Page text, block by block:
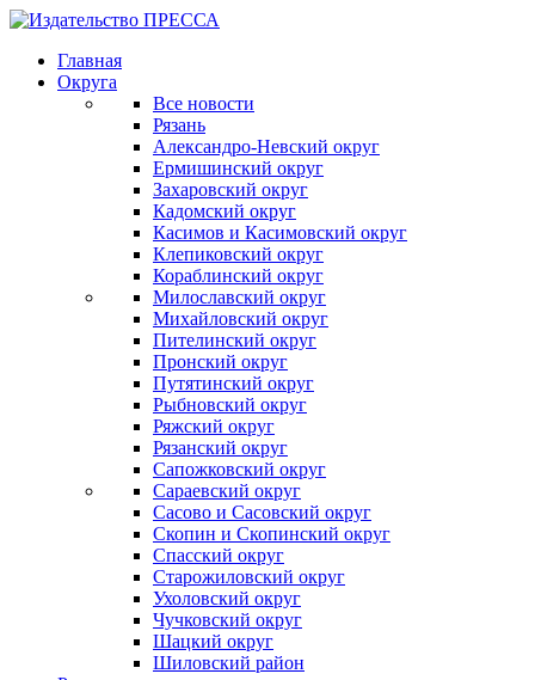
Главная
Округа
Все новости
Рязань
Александро-Невский округ
Ермишинский округ
Захаровский округ
Кадомский округ
Касимов и Касимовский округ
Клепиковский округ
Кораблинский округ
Милославский округ
Михайловский округ
Пителинский округ
Пронский округ
Путятинский округ
Рыбновский округ
Ряжский округ
Рязанский округ
Сапожковский округ
Сараевский округ
Сасово и Сасовский округ
Скопин и Скопинский округ
Спасский округ
Старожиловский округ
Ухоловский округ
Чучковский округ
Шацкий округ
Шиловский район